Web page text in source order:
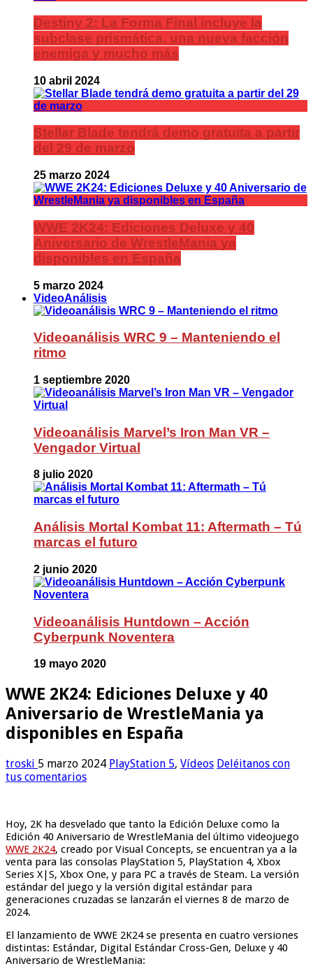
Destiny 2: La Forma Final incluye la
subclase prismática, una nueva facción
enemiga y mucho más
10 abril 2024
Stellar Blade tendrá demo gratuita a partir
del 29 de marzo
25 marzo 2024
WWE 2K24: Ediciones Deluxe y 40
Aniversario de WrestleMania ya
disponibles en España
5 marzo 2024
VideoAnálisis
Videoanálisis WRC 9 – Manteniendo el
ritmo
1 septiembre 2020
Videoanálisis Marvel’s Iron Man VR –
Vengador Virtual
8 julio 2020
Análisis Mortal Kombat 11: Aftermath – Tú
marcas el futuro
2 junio 2020
Videoanálisis Huntdown – Acción
Cyberpunk Noventera
19 mayo 2020
WWE 2K24: Ediciones Deluxe y 40
Aniversario de WrestleMania ya
disponibles en España
troski 5 marzo 2024 PlayStation 5, Vídeos Deléitanos con
tus comentarios
Hoy, 2K ha desvelado que tanto la Edición Deluxe como la
Edición 40 Aniversario de WrestleMania del último videojuego
WWE 2K24, creado por Visual Concepts, se encuentran ya a la
venta para las consolas PlayStation 5, PlayStation 4, Xbox
Series X|S, Xbox One, y para PC a través de Steam. La versión
estándar del juego y la versión digital estándar para
generaciones cruzadas se lanzarán el viernes 8 de marzo de
2024.
El lanzamiento de WWE 2K24 se presenta en cuatro versiones
distintas: Estándar, Digital Estándar Cross-Gen, Deluxe y 40
Aniversario de WrestleMania: